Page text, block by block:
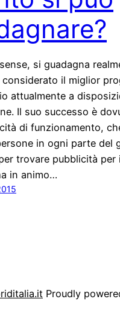
si guadagna
considerato il miglior
attualmente a
Il suo successo è
di funzionamento,
in ogni parte del
trovare pubblicità
in animo…
Proudly